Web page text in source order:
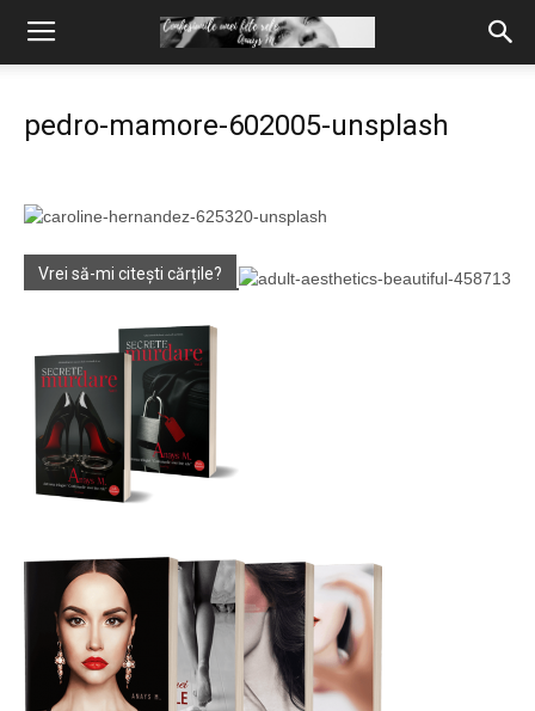
pedro-mamore-602005-unsplash
Vrei să-mi citești cărțile?